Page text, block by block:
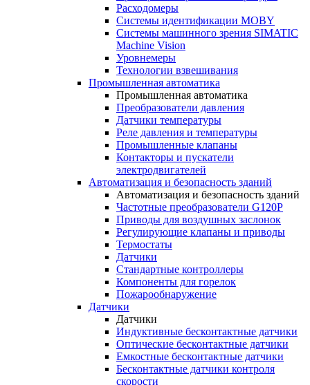
Расходомеры
Системы идентификации MOBY
Системы машинного зрения SIMATIC
Machine Vision
Уровнемеры
Технологии взвешивания
Промышленная автоматика
Промышленная автоматика
Преобразователи давления
Датчики температуры
Реле давления и температуры
Промышленные клапаны
Контакторы и пускатели
электродвигателей
Автоматизация и безопасность зданий
Автоматизация и безопасность зданий
Частотные преобразователи G120P
Приводы для воздушных заслонок
Регулирующие клапаны и приводы
Термостаты
Датчики
Стандартные контроллеры
Компоненты для горелок
Пожарообнаружение
Датчики
Датчики
Индуктивные бесконтактные датчики
Оптические бесконтактные датчики
Емкостные бесконтактные датчики
Бесконтактные датчики контроля
скорости